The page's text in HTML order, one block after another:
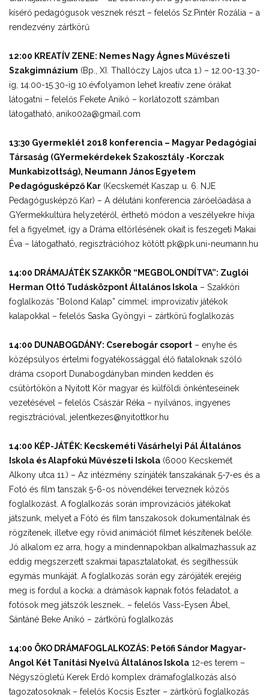
kísérő pedagógusok vesznek részt – felelős Sz.Pintér Rozália – a
rendezvény zártkörű
12:00 KREATÍV ZENE: Nemes Nagy Ágnes Művészeti
Szakgimnázium (Bp., XI. Thallóczy Lajos utca 1.) – 12.00-13.30-
ig, 14.00-15.30-ig 10.évfolyamon lehet kreatív zene órákat
látogatni – felelős Fekete Anikó – korlátozott számban
látogatható, aniko02a@gmail.com
13:30 Gyermeklét 2018 konferencia – Magyar Pedagógiai
Társaság (GYermekérdekek Szakosztály -Korczak
Munkabizottság), Neumann János Egyetem
Pedagógusképző Kar (Kecskemét Kaszap u. 6. NJE
Pedagógusképző Kar) – A délutáni konferencia záróelőadása a
GYermekkultúra helyzetéről, érthető módon a veszélyekre hívja
fel a figyelmet, így a Dráma eltörlésének okait is feszegeti Makai
Éva – látogatható, regisztrációhoz kötött pk@pk.uni-neumann.hu
14:00 DRÁMAJÁTÉK SZAKKÖR “MEGBOLONDÍTVA”: Zuglói
Herman Ottó Tudásközpont Általános Iskola – Szakköri
foglalkozás “Bolond Kalap” címmel: improvizatív játékok
kalapokkal – felelős Saska Gyöngyi – zártkörű foglalkozás
14:00 DUNABOGDÁNY: Cserebogár csoport – enyhe és
középsúlyos értelmi fogyatékossággal élő fiataloknak szóló
dráma csoport Dunabogdányban minden kedden és
csütörtökön a Nyitott Kör magyar és külföldi önkénteseinek
vezetésével – felelős Császár Réka – nyilvános, ingyenes
regisztrációval, jelentkezes@nyitottkor.hu
14:00 KÉP-JÁTÉK: Kecskeméti Vásárhelyi Pál Általános
Iskola és Alapfokú Művészeti Iskola (6000 Kecskemét
Alkony utca 11.) – Az intézmény színjáték tanszakának 5-7-es és a
Fotó és film tanszak 5-6-os növendékei terveznek közös
foglalkozást. A foglalkozás során improvizációs játékokat
játszunk, melyet a Fótó és film tanszakosok dokumentálnak és
rögzítenek, illetve egy rövid animációt filmet készítenek belőle.
Jó alkalom ez arra, hogy a mindennapokban alkalmazhassuk az
eddig megszerzett szakmai tapasztalatokat, és segíthessük
egymás munkáját. A foglalkozás során egy zárójáték erejéig
meg is fordul a kocka: a drámások kapnak fotós feladatot, a
fotósok meg játszók lesznek… – felelős Vass-Eysen Ábel,
Sántáné Beke Anikó – zártkörű foglalkozás
14:00 ÖKO DRÁMAFOGLALKOZÁS: Petőfi Sándor Magyar-
Angol Két Tanítási Nyelvű Általános Iskola 12-es terem –
Négyszögletű Kerek Erdő komplex drámafoglalkozás alsó
tagozatosoknak – felelős Kocsis Eszter – zártkörű foglalkozás